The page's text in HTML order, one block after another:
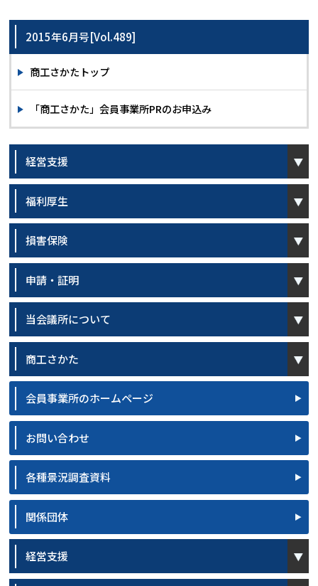
2015年6月号[Vol.489]
商工さかたトップ
「商工さかた」会員事業所PRのお申込み
経営支援
福利厚生
損害保険
申請・証明
当会議所について
商工さかた
会員事業所のホームページ
お問い合わせ
各種景況調査資料
関係団体
経営支援